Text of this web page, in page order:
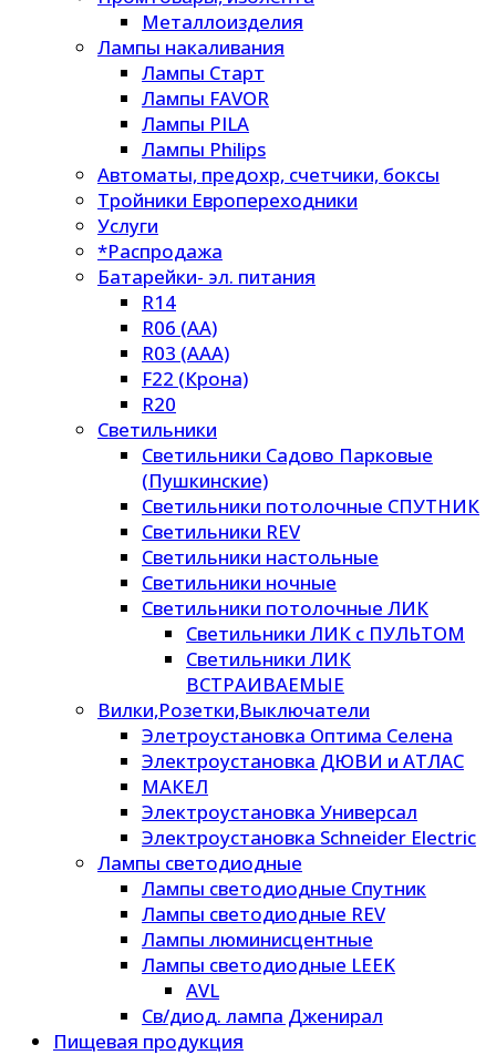
Металлоизделия
Лампы накаливания
Лампы Старт
Лампы FAVOR
Лампы PILA
Лампы Philips
Автоматы, предохр, счетчики, боксы
Тройники Европереходники
Услуги
*Распродажа
Батарейки- эл. питания
R14
R06 (AA)
R03 (AAA)
F22 (Крона)
R20
Светильники
Светильники Садово Парковые
(Пушкинские)
Светильники потолочные СПУТНИК
Светильники REV
Светильники настольные
Светильники ночные
Светильники потолочные ЛИК
Светильники ЛИК с ПУЛЬТОМ
Светильники ЛИК
ВСТРАИВАЕМЫЕ
Вилки,Розетки,Выключатели
Элетроустановка Оптима Селена
Электроустановка ДЮВИ и АТЛАС
МАКЕЛ
Электроустановка Универсал
Электроустановка Schneider Electric
Лампы светодиодные
Лампы светодиодные Спутник
Лампы светодиодные REV
Лампы люминисцентные
Лампы светодиодные LEEK
AVL
Св/диод. лампа Дженирал
Пищевая продукция